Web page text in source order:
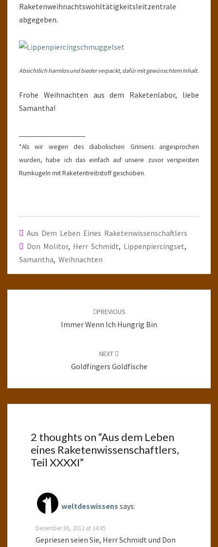
Raketenweihnachtswohltätigkeitsleitzentrale
abgegeben.
Absichtlich harmlos und bieder verpackt, dafür mit gewünschtem Inhalt.
Frohe Weihnachten aus dem Raketenlabor, liebe
Samantha!
*Als wir wegen des diabolischen Grinsens angesprochen
wurden, habe ich das einfach auf unsere zuvor verspeisten
Rumkugeln mit Raketentreibstoff geschoben.
Aus Dem Leben Eines Raketenwissenschaftlers
Don Molitor, Herr Schmidt, Lippenpiercingset,
Samantha, Weihnachten
PREVIOUS
Immer Wenn Ich Hungrig Bin
NEXT
Goldfingers Goldfische
2 thoughts on “Aus dem Leben
eines Raketenwissenschaftlers,
Teil XXXXI”
weltdeswissens says:
December 30, 2012 at 14:45
Gepriesen seien Sie, Herr Schmidt und Don